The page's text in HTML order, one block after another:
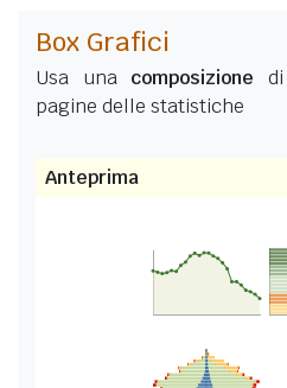
Box Grafici
Usa una composizione
pagine delle statistiche
Anteprima